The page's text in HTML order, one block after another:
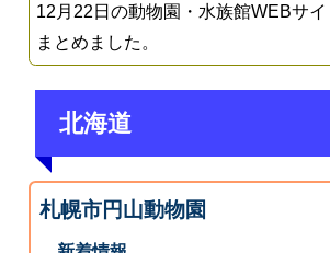
12月22日の動物園・水族館WEBサイ
まとめました。
北海道
札幌市円山動物園